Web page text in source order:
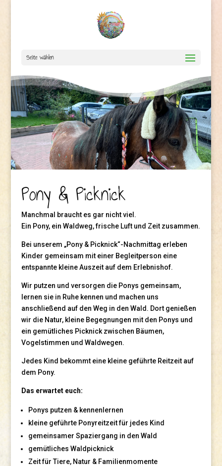
Seite wählen
Pony & Picknick
Manchmal braucht es gar nicht viel.
Ein Pony, ein Waldweg, frische Luft und Zeit zusammen.
Bei unserem „Pony & Picknick“-Nachmittag erleben
Kinder gemeinsam mit einer Begleitperson eine
entspannte kleine Auszeit auf dem Erlebnishof.
Wir putzen und versorgen die Ponys gemeinsam,
lernen sie in Ruhe kennen und machen uns
anschließend auf den Weg in den Wald. Dort genießen
wir die Natur, kleine Begegnungen mit den Ponys und
ein gemütliches Picknick zwischen Bäumen,
Vogelstimmen und Waldwegen.
Jedes Kind bekommt eine kleine geführte Reitzeit auf
dem Pony.
Das erwartet euch:
Ponys putzen & kennenlernen
kleine geführte Ponyreitzeit für jedes Kind
gemeinsamer Spaziergang in den Wald
gemütliches Waldpicknick
Zeit für Tiere, Natur & Familienmomente